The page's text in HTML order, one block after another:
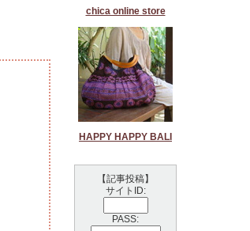
chica online store
HAPPY HAPPY BALI
【記事投稿】
サイトID:
PASS: